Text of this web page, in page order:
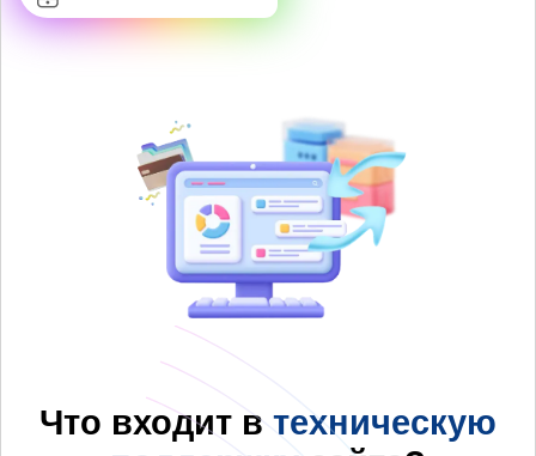
Что входит в техническую